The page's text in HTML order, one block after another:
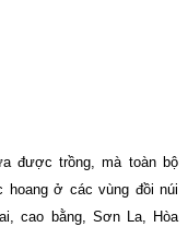
được trồng, mà toàn bộ
hoang ở các vùng đồi núi
cao bằng, Sơn La, Hòa